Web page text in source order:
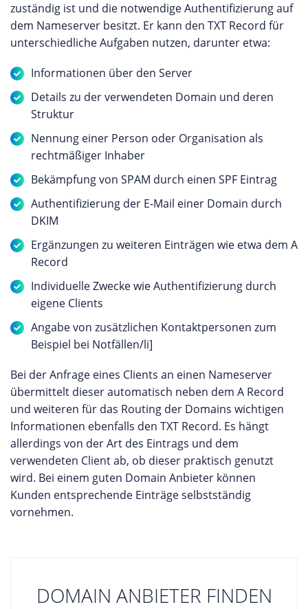
zuständig ist und die notwendige Authentifizierung auf
dem Nameserver besitzt. Er kann den TXT Record für
unterschiedliche Aufgaben nutzen, darunter etwa:
Informationen über den Server
Details zu der verwendeten Domain und deren
Struktur
Nennung einer Person oder Organisation als
rechtmäßiger Inhaber
Bekämpfung von SPAM durch einen SPF Eintrag
Authentifizierung der E-Mail einer Domain durch
DKIM
Ergänzungen zu weiteren Einträgen wie etwa dem A
Record
Individuelle Zwecke wie Authentifizierung durch
eigene Clients
Angabe von zusätzlichen Kontaktpersonen zum
Beispiel bei Notfällen/li]
Bei der Anfrage eines Clients an einen Nameserver
übermittelt dieser automatisch neben dem A Record
und weiteren für das Routing der Domains wichtigen
Informationen ebenfalls den TXT Record. Es hängt
allerdings von der Art des Eintrags und dem
verwendeten Client ab, ob dieser praktisch genutzt
wird. Bei einem guten Domain Anbieter können
Kunden entsprechende Einträge selbstständig
vornehmen.
DOMAIN ANBIETER FINDEN